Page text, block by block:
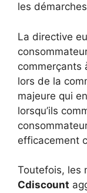
les
La directive
commerçants
lors de la
majeure qui
lorsqu’ils
efficacement
Toutefois, les
Cdiscount